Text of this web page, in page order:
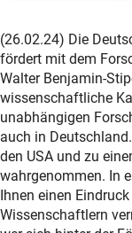
(26.02.24) Die
fördert mit dem
Walter Benjamin-
wissenschaftliche
unabhängigen
auch in
den USA und zu
wahrgenommen. In
Ihnen einen
Wissenschaftlern